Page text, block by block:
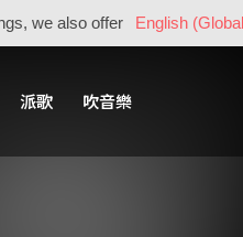
we also offer English
派歌 吹音樂